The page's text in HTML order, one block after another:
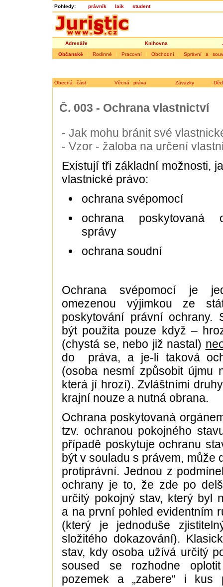
Pohledy: právník laik student
Adresáře Knihovna
Občanské | Rodinné | Pracovní | Obchodní | Správní a
Obecná část Věcná práva Závazky
Č. 003 - Ochrana vlastnictví
- Jak mohu bránit své
- Vzor - žaloba na určení
Existují tři základní možnosti,
vlastnické právo:
ochrana svépomocí
ochrana poskytovaná
správy
ochrana soudní
Ochrana svépomocí je
omezenou výjimkou ze
poskytování právní ochrany.
být použita pouze když –
(chystá se, nebo již nastal)
do práva, a je-li taková
(osoba nesmí způsobit újmu
která jí hrozí). Zvláštními
krajní nouze a nutná obrana.
Ochrana poskytovaná
tzv. ochranou pokojného
případě poskytuje ochranu
být v souladu s právem, může
protiprávní. Jednou z
ochrany je to, že zde po
určitý pokojný stav, který byl
a na první pohled evidentním
(který je jednoduše
složitého dokazování).
stav, kdy osoba užívá určitý
soused se rozhodne
pozemek a „zabere“ i kus